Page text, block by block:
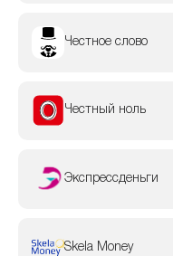
Честное слово
Честный ноль
Экспрессденьги
Skela Money